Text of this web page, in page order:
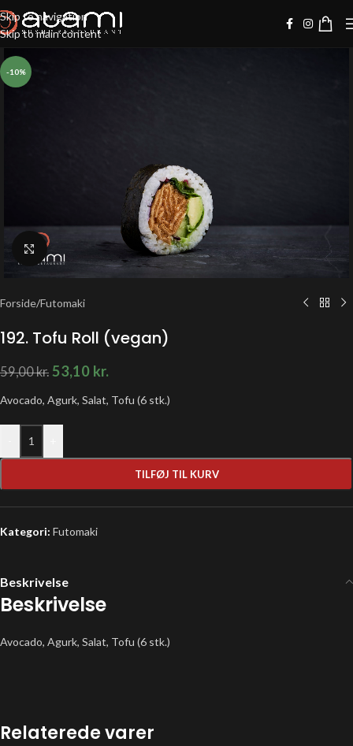
Skip to navigation
Skip to main content
-10%
Klik for at forstørre
Forside/Futomaki
192. Tofu Roll (vegan)
59,00kr. 53,10 kr.
Avocado, Agurk, Salat, Tofu (6 stk.)
TILFØJ TIL KURV
Kategori: Futomaki
Beskrivelse
Beskrivelse
Avocado, Agurk, Salat, Tofu (6 stk.)
Relaterede varer